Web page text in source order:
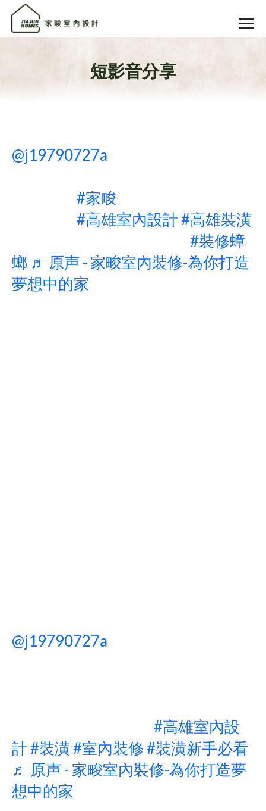
短影音分享
@j19790727a
#家畯
#高雄室內設計#高雄裝潢
#裝修蟑
螂 ♬ 原声 - 家畯室內裝修-為你打造
夢想中的家
@j19790727a
#高雄室內設
計#裝潢#室內裝修#裝潢新手必看
♬ 原声 - 家畯室內裝修-為你打造夢
想中的家